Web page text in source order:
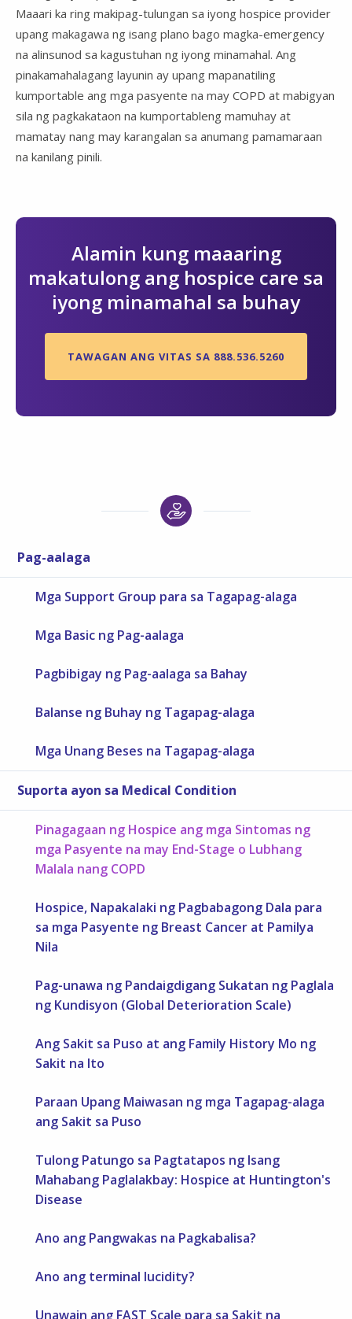
Maaari ka ring makipag-tulungan sa iyong hospice provider
upang makagawa ng isang plano bago magka-emergency
na alinsunod sa kagustuhan ng iyong minamahal. Ang
pinakamahalagang layunin ay upang mapanatiling
kumportable ang mga pasyente na may COPD at mabigyan
sila ng pagkakataon na kumportableng mamuhay at
mamatay nang may karangalan sa anumang pamamaraan
na kanilang pinili.
Alamin kung maaaring
makatulong ang hospice care sa
iyong minamahal sa buhay
TAWAGAN ANG VITAS SA 888.536.5260
Pag-aalaga
Mga Support Group para sa Tagapag-alaga
Mga Basic ng Pag-aalaga
Pagbibigay ng Pag-aalaga sa Bahay
Balanse ng Buhay ng Tagapag-alaga
Mga Unang Beses na Tagapag-alaga
Suporta ayon sa Medical Condition
Pinagagaan ng Hospice ang mga Sintomas ng
mga Pasyente na may End-Stage o Lubhang
Malala nang COPD
Hospice, Napakalaki ng Pagbabagong Dala para
sa mga Pasyente ng Breast Cancer at Pamilya
Nila
Pag-unawa ng Pandaigdigang Sukatan ng Paglala
ng Kundisyon (Global Deterioration Scale)
Ang Sakit sa Puso at ang Family History Mo ng
Sakit na Ito
Paraan Upang Maiwasan ng mga Tagapag-alaga
ang Sakit sa Puso
Tulong Patungo sa Pagtatapos ng Isang
Mahabang Paglalakbay: Hospice at Huntington's
Disease
Ano ang Pangwakas na Pagkabalisa?
Ano ang terminal lucidity?
Unawain ang FAST Scale para sa Sakit na